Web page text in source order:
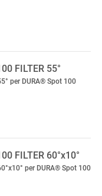
FILTER 55°
per DURA® Spot 100
FILTER 60°x10°
per DURA® Spot 100